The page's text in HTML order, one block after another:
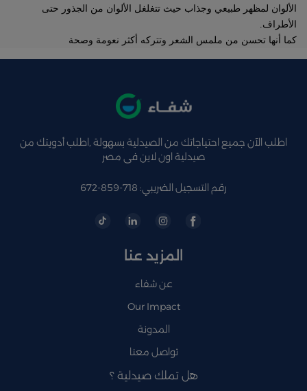
الألوان لمظهر طبيعي وجذاب حيث تتغلغل الألوان من الجذور حتى
الأطراف.
كما أنها تحسن من ملمس الشعر وتتركه أكثر نعومة وصحة
اطلب الآن جميع احتياجاتك من الصيدلية بسهولة ,اطلب أدويتك من
صيدلية اون لاين فى مصر
رقم التسجيل الضريبي: 718-859-672
المزيد عنا
عن شفاء
Our Impact
المدونة
تواصل معنا
هل تملك صيدلية ؟